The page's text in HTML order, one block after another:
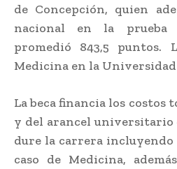
de Concepción, quien
nacional en la prueba
promedió 843,5 puntos.
Medicina en la
La beca financia los costos
y del arancel universitario
dure la carrera incluyendo
caso de Medicina,